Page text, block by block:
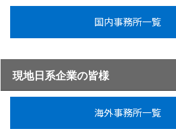
国内事務所一覧
現地日系企業の皆様
海外事務所一覧